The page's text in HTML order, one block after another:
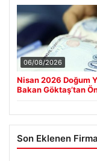
06/08/2026
Nisan 2026 Doğum
Bakan Göktaş’tan
Son Eklenen